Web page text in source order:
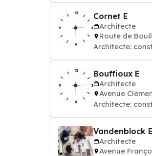
Cornet E
Architecte
Route de
Architecte:
Bouffioux E
Architecte
Avenue
Architecte:
Vandenblock E
Architecte
Avenue